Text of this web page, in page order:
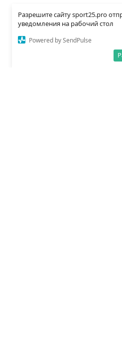
Разрешите сайту sport25.pro
уведомления на рабочий стол
Powered by SendPulse